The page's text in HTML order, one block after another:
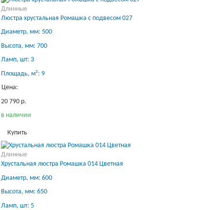
Длинные
Люстра хрустальная Ромашка с подвесом 027
Диаметр, мм: 500
Высота, мм: 700
Ламп, шт: 3
Площадь, м²: 9
Цена:
20 790 р.
в наличии
Купить
Длинные
Хрустальная люстра Ромашка 014 Цветная
Диаметр, мм: 600
Высота, мм: 650
Ламп, шт: 5